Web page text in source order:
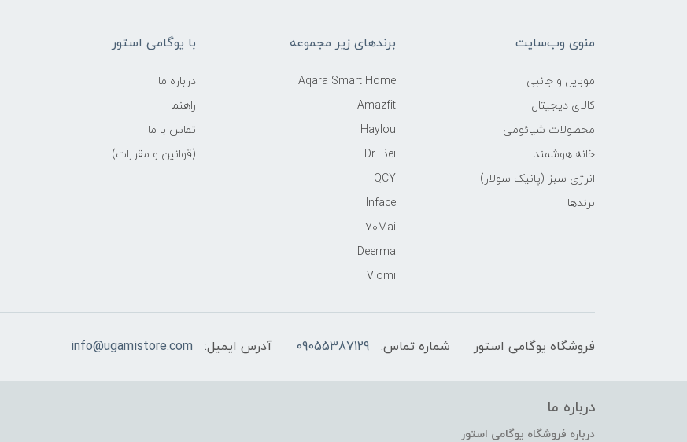
منوی وب‌سایت
موبایل و جانبی
کالای دیجیتال
محصولات شیائومی
خانه هوشمند
انرژی سبز (پانیک سولار)
برندها
برندهای زیر مجموعه
Aqara Smart Home
Amazfit
Haylou
Dr. Bei
QCY
Inface
70Mai
Deerma
Viomi
با یوگامی استور
درباره ما
راهنما
تماس با ما
(قوانین و مقررات)
فروشگاه یوگامی استور شماره تماس: 09055387129 آدرس ایمیل: info@ugamistore.com
درباره ما
درباره فروشگاه یوگامی استور